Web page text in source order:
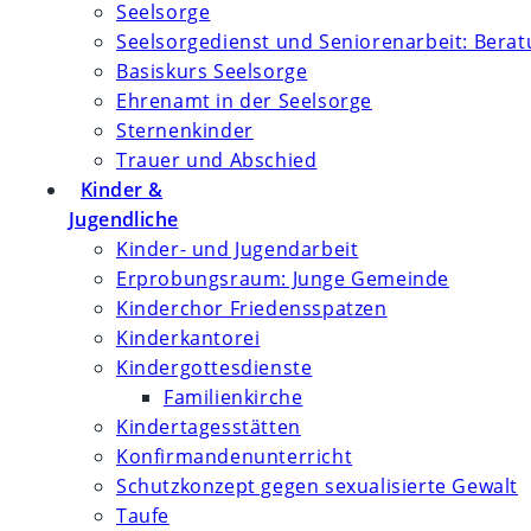
Seelsorge
Seelsorgedienst und Seniorenarbeit:
Basiskurs Seelsorge
Ehrenamt in der Seelsorge
Sternenkinder
Trauer und Abschied
Kinder &
Jugendliche
Kinder- und Jugendarbeit
Erprobungsraum: Junge Gemeinde
Kinderchor Friedensspatzen
Kinderkantorei
Kindergottesdienste
Familienkirche
Kindertagesstätten
Konfirmanden­unterricht
Schutzkonzept gegen sexualisierte Gewalt
Taufe